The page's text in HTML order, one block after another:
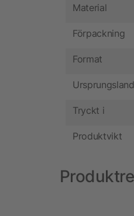
Material
Förpackning
Format
Ursprungsland
Tryckt i
Produktvikt